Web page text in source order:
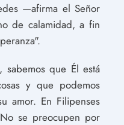
—afirma el Señor
de calamidad, a fin
sabemos que Él está
y que podemos
amor. En Filipenses
se preocupen por